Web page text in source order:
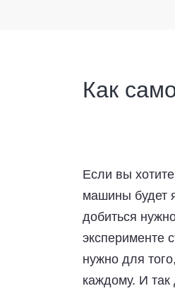
Как
Если вы
машины будет
добиться
эксперименте
нужно для
каждому. И так